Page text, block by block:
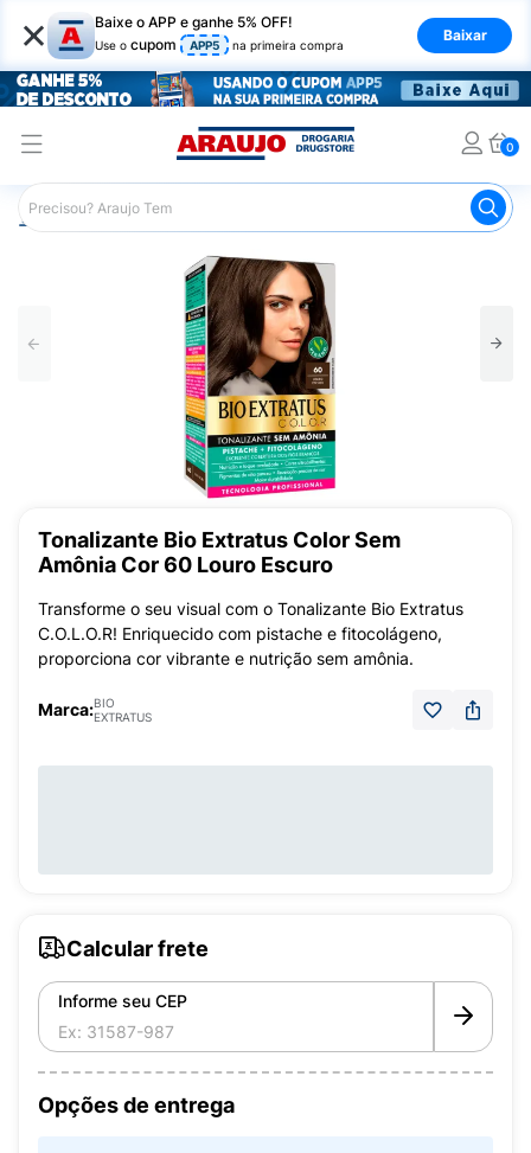
× Baixe o APP e ganhe 5% OFF!
Use o cupom APP5 na primeira compra
Baixar
0
Araujo Cabelo Tonalizantes
Tonalizante Bio Extratus Color Sem
Amônia Cor 60 Louro Escuro
Transforme o seu visual com o Tonalizante Bio Extratus
C.O.L.O.R! Enriquecido com pistache e fitocolágeno,
proporciona cor vibrante e nutrição sem amônia.
Marca:BIO
EXTRATUS
Calcular frete
Informe seu CEP
Opções de entrega